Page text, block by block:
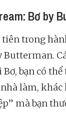
Bơ by
tiên trong
Butterman.
Bơ, bạn có
làm, khác
mà bạn